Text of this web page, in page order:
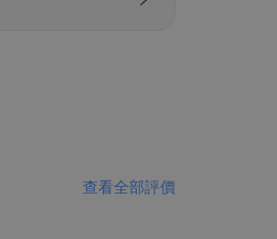
查看全部評價